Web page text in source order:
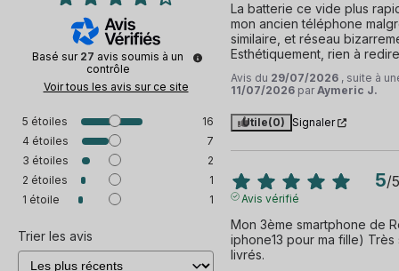
Basé sur 27 avis soumis à un
contrôle
Voir tous les avis sur ce site
5 étoiles
16
4 étoiles
7
3 étoiles
2
2 étoiles
1
1 étoile 1
Trier les avis
La batterie ce vide plus
mon ancien téléphone
similaire, et réseau
Esthétiquement, rien à
Avis du 29/07/2026 , suite à
11/07/2026 par Aymeric J.
Utile(0) Signaler
5/5
Avis vérifié
Mon 3ème smartphone de
iphone13 pour ma fille)
livrés.